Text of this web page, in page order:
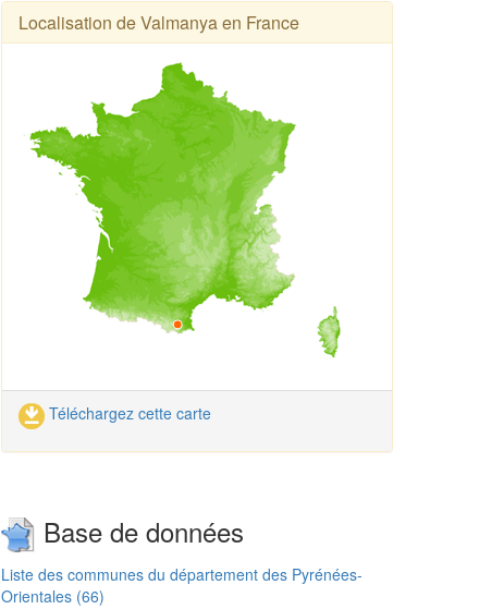
Localisation de Valmanya en France
Téléchargez cette carte
Base de données
Liste des communes du département des Pyrénées-
Orientales (66)